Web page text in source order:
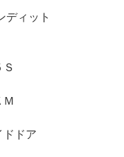
ディット
Ｍ
ドドア